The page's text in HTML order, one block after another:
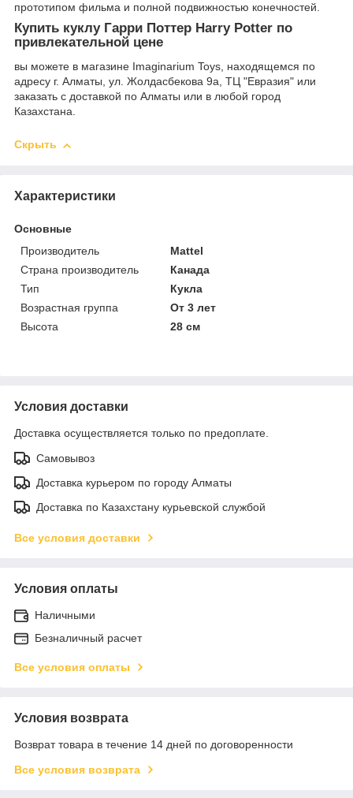
прототипом фильма и полной подвижностью конечностей.
Купить куклу Гарри Поттер Harry Potter по
привлекательной цене
вы можете в магазине Imaginarium Toys, находящемся по
адресу г. Алматы, ул. Жолдасбекова 9a, ТЦ "Евразия" или
заказать с доставкой по Алматы или в любой город
Казахстана.
Скрыть
Характеристики
Основные
Производитель
Mattel
Страна производитель
Канада
Тип
Кукла
Возрастная группа
От 3 лет
Высота
28 см
Условия доставки
Доставка осуществляется только по предоплате.
Самовывоз
Доставка курьером по городу Алматы
Доставка по Казахстану курьевской службой
Все условия доставки
Условия оплаты
Наличными
Безналичный расчет
Все условия оплаты
Условия возврата
Возврат товара в течение 14 дней по договоренности
Все условия возврата